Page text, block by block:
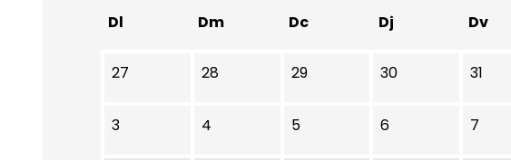
Dl
Dm Dc Dj Dv
No hi ha cap activitat aquest mes
27 28 29 30 31
3 4 5 6 7